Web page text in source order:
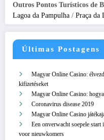
Outros Pontos Turísticos de
Lagoa da Pampulha / Praça da
Últimas Postagens
Magyar Online Casino:
kifizetéseket
Magyar Online Casino:
Coronavirus disease 2019
Magyar Online Casino
Een onverwacht soepele
voor nieuwkomers